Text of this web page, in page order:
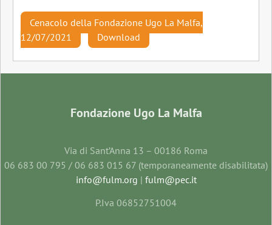
Cenacolo della Fondazione Ugo La Malfa,
12/07/2021
Download
Fondazione Ugo La Malfa
Via di Sant’Anna 13 – 00186 Roma
06 683 00 795 / 06 683 015 67 (temporaneamente disabilitata)
info@fulm.org | fulm@pec.it
P.Iva 06852751004